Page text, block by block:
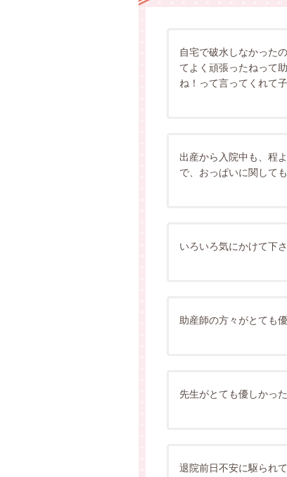
自宅で破水しなかった
てよく頑張ったねって
ね！って言ってくれて
出産から入院中も、程
で、おっぱいに関して
いろいろ気にかけて下
助産師の方々がとても
先生がとても優しかっ
退院前日不安に駆られ